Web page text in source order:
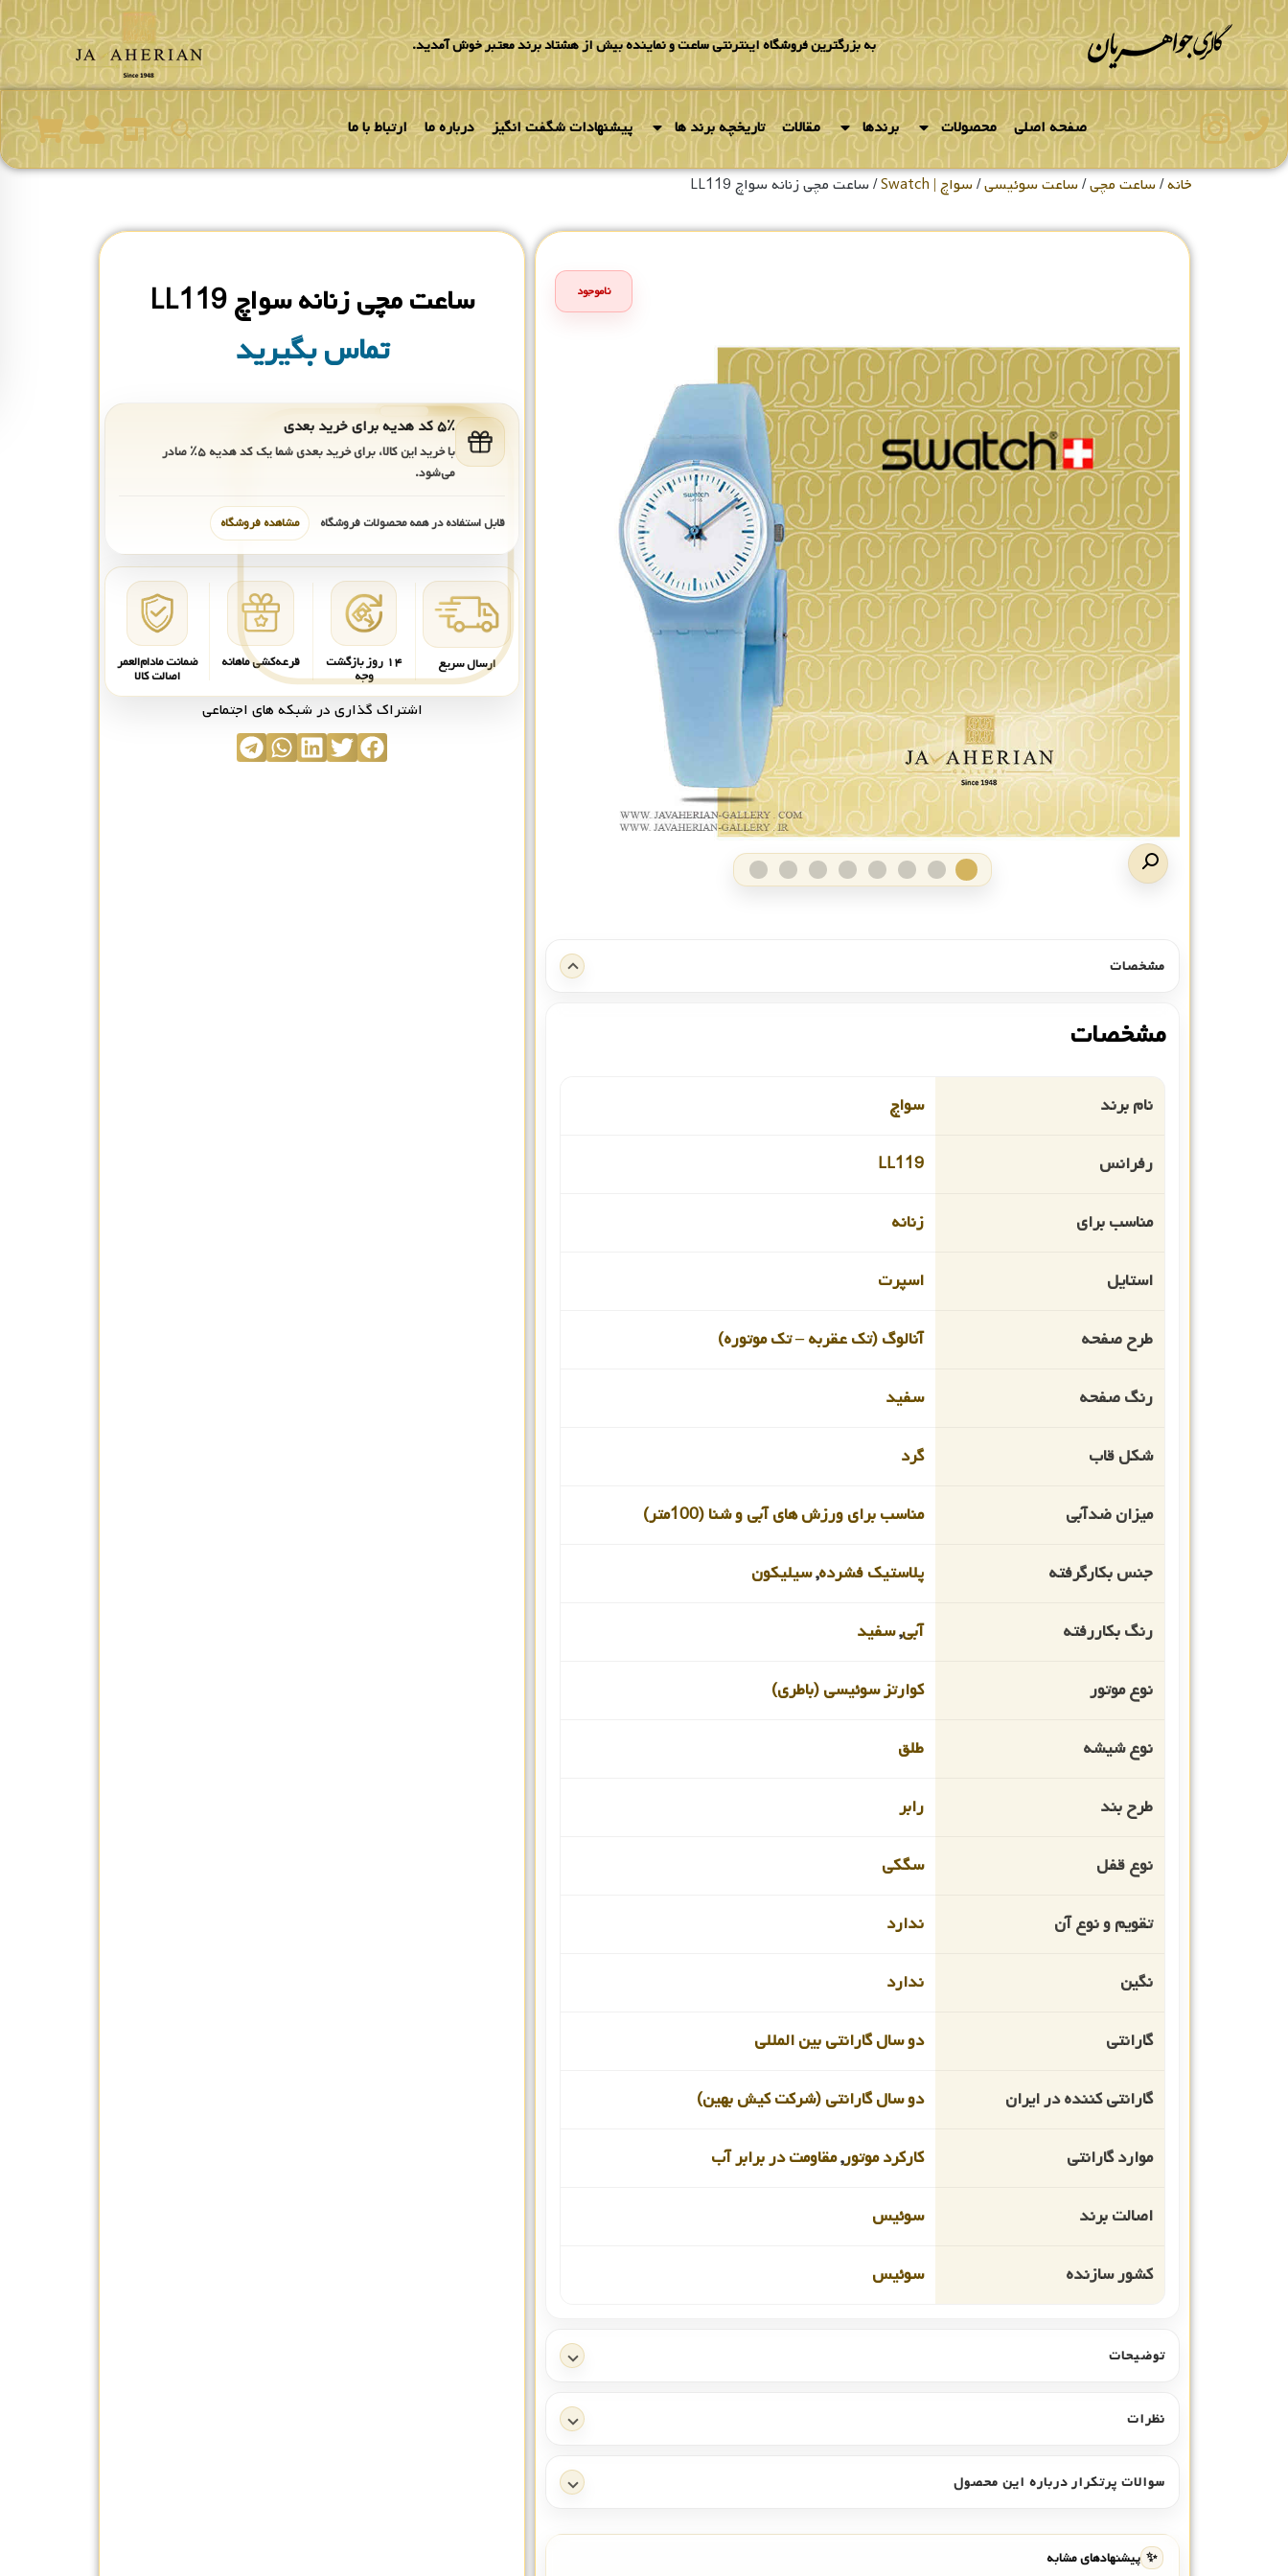
به بزرگترین فروشگاه اینترنتی ساعت و نماینده بیش از هشتاد برند معتبر خوش آمدید.
صفحه اصلی محصولات برندها مقالات تاریخچه برند ها پیشنهادات شگفت انگیز درباره ما ارتباط با ما
خانه/ساعت مچی/ساعت سوئیسی/سواچ | Swatch / ساعت مچی زنانه سواچ LL119
ناموجود
مشخصات
مشخصات
نام برند سواچ
رفرانس LL119
مناسب برای زنانه
استایل اسپرت
طرح صفحه آنالوگ (تک عقربه – تک موتوره)
رنگ صفحه سفید
شکل قاب گرد
میزان ضدآبی مناسب برای ورزش های آبی و شنا (100متر)
جنس بکارگرفته پلاستیک فشرده,سیلیکون
رنگ بکاررفته آبی,سفید
نوع موتور کوارتز سوئیسی (باطری)
نوع شیشه طلق
طرح بند رابر
نوع قفل سگکی
تقویم و نوع آن ندارد
نگین ندارد
گارانتی دو سال گارانتی بین المللی
گارانتی کننده در ایران دو سال گارانتی (شرکت کیش بهین)
موارد گارانتی کارکرد موتور,مقاومت در برابر آب
اصالت برند سوئیس
کشور سازنده سوئیس
توضیحات
نظرات
سوالات پرتکرار درباره این محصول
✨ پیشنهادهای مشابه
ساعت مچی زنانه سواچ LL119
تماس بگیرید
۵٪ کد هدیه برای خرید بعدی
با خرید این کالا، برای خرید بعدی شما یک کد هدیه۵٪ صادر
می‌شود.
قابل استفاده در همه محصولات فروشگاه مشاهده فروشگاه
ارسال سریع ۱۴ روز بازگشت
وجه
قرعه‌کشی ماهانه ضمانت مادام‌العمر
اصالت کالا
اشتراک گذاری در شبکه های اجتماعی